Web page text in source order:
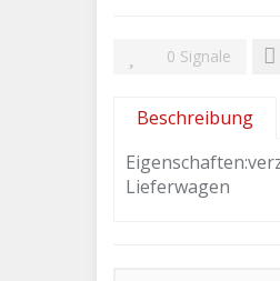
0 Signale
Beschreibung
Lieferwagen